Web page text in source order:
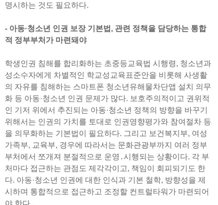
명시하는 것도 필요하다.
- 아동·청소년 인권 보장 기본법, 관련 정책을 담당하는 통합
적 정부부처가 마련돼야
학생인권 침해를 합리화하는 초중등교육법 시행령, 청소년과
성소수자에게 차별적인 학교성교육표준안을 비롯해 사생활
의 자유를 침해하는 스마트폰 청소년유해물차단앱 설치 의무
화 등 아동·청소년 인권 문제가 많다. 보호주의적이고 권위적
인 기저 위에서 추진되는 아동·청소년 정책의 방향을 바꾸기
위해서는 인권의 가치를 토대로 인권영향평가와 참여절차 등
을 의무화하는 기본법이 필요하다. 그리고 보건복지부, 여성
가족부, 교육부, 경우에 따라서는 문화관광부까지 여러 정부
부처에서 쪼개져 분절적으로 운영․시행되는 상황이다. 각 부
처마다 접근하는 관점도 제각각이고, 책임이 회피되기도 한
다. 아동·청소년 인권에 대한 인식과 기본 철학, 방향성을 제
시하며 통합적으로 접근하고 조정할 컨트럴타워가 마련되어
야 한다.